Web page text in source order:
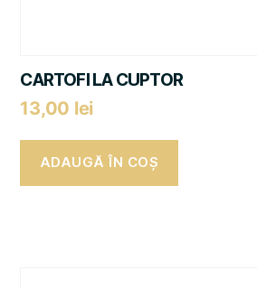
CARTOFI LA CUPTOR
13,00 lei
ADAUGĂ ÎN COȘ